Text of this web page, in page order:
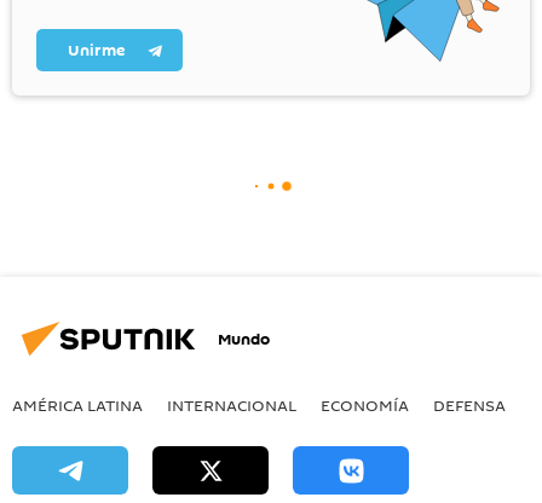
Unirme
Mundo
AMÉRICA LATINA INTERNACIONAL ECONOMÍA DEFENSA